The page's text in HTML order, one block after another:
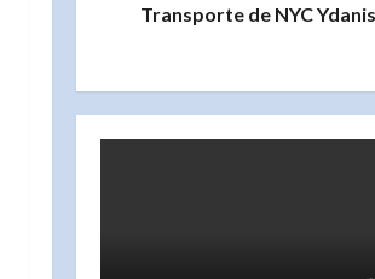
Transporte de NYC